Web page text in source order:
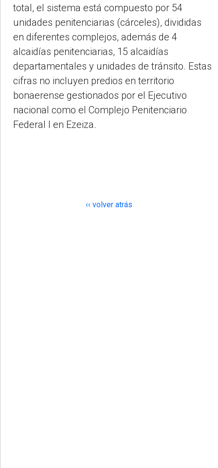
total, el sistema está compuesto por 54
unidades penitenciarias (cárceles), divididas
en diferentes complejos, además de 4
alcaidías penitenciarias, 15 alcaidías
departamentales y unidades de tránsito. Estas
cifras no incluyen predios en territorio
bonaerense gestionados por el Ejecutivo
nacional como el Complejo Penitenciario
Federal I en Ezeiza.
‹‹ volver atrás